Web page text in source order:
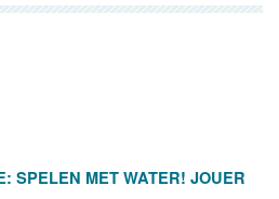
SPELEN MET WATER! JOUER